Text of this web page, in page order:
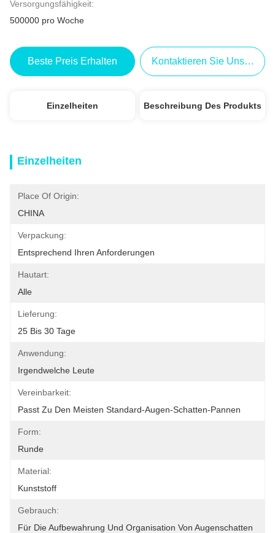
Versorgungsfähigkeit:
500000 pro Woche
Beste Preis Erhalten Kontaktieren Sie Uns Jetzt
Einzelheiten Beschreibung Des Produkts
Einzelheiten
Place Of Origin:
CHINA
Verpackung:
Entsprechend Ihren Anforderungen
Hautart:
Alle
Lieferung:
25 Bis 30 Tage
Anwendung:
Irgendwelche Leute
Vereinbarkeit:
Passt Zu Den Meisten Standard-Augen-Schatten-Pannen
Form:
Runde
Material:
Kunststoff
Gebrauch:
Für Die Aufbewahrung Und Organisation Von Augenschatten